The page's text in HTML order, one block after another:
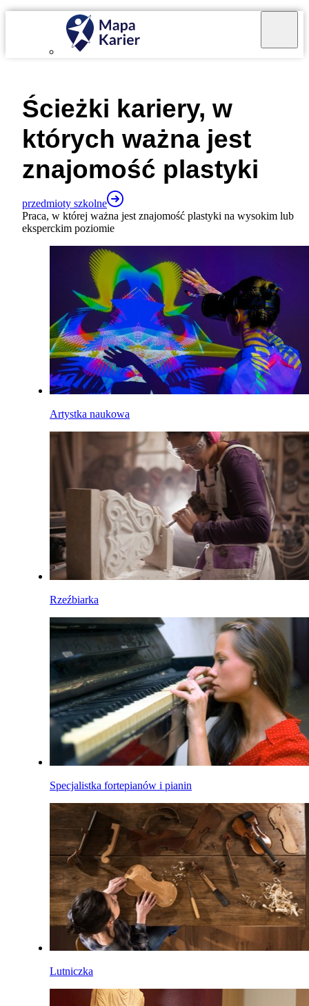
Ścieżki kariery, w
których ważna jest
znajomość plastyki
przedmioty szkolne
Praca, w której ważna jest znajomość plastyki na wysokim lub
eksperckim poziomie
Artystka naukowa
Rzeźbiarka
Specjalistka fortepianów i pianin
Lutniczka